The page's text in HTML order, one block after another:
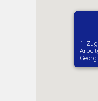
1.
Georg